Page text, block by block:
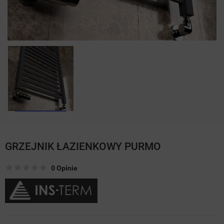
GRZEJNIK ŁAZIENKOWY PURMO
0 Opinie